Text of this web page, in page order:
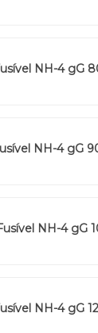
NH-4 gG
NH-4 gG
NH-4 gG
NH-4 gG